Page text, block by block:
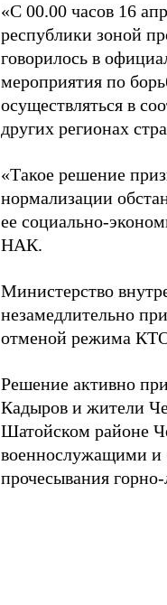
«С 00.00 часов 16
республики зоной
говорилось в
мероприятия по
осуществляться в
других регионах
«Такое решение
нормализации
ее социально-
НАК.
Министерство
незамедлительно
отменой режима
Решение активно
Кадыров и жители
Шатойском районе
военнослужащими и
прочесывания